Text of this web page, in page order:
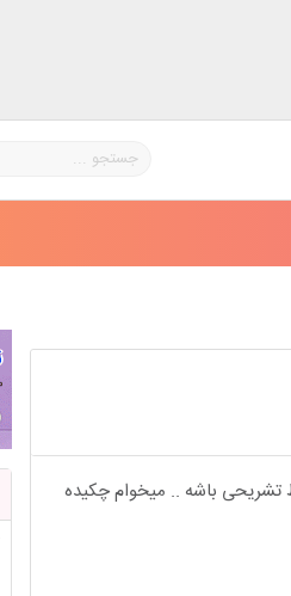
تشریحی باشه .. میخوام چکیده